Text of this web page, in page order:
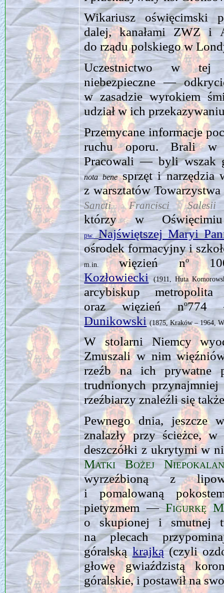
Wikariusz oświęcimski
dalej, kanałami ZWZ i
do rządu polskiego w
Uczestnictwo w tej
niebezpieczne —
w zasadzie wyrokiem
udział w ich
Przemycane informacje
ruchu oporu. Brali w
Pracowali — byli wszak
nota benesprzęt i narzędzia
z warsztatów
Sancti Francisci
którzy w
pw.Najświętszej Maryi
ośrodek formacyjny i
m.in.więzień no
Kozłowiecki (1911, Huta
arcybiskup
oraz więzień no774
Dunikowski (1875, Kraków – 1964,
W stolarni Niemcy
Zmuszali w nim
rzeźb na ich prywatne
trudnionych
rzeźbiarzy znaleźli się
Pewnego dnia, jeszcze
znalazły przy ścieżce,
deszczółki z ukrytymi w
Matki Bożej
wyrzeźbioną z
i pomalowaną
pietyzmem —Figurkę
o skupionej i smutnej
na plecach
góralskąkrajką(czy­li
głowę gwiaździstą
góralskie, i postawił na